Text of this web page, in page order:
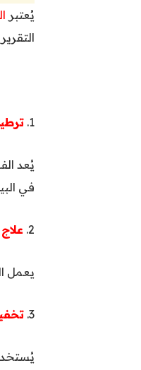
يُعتبر
1.
يُعد
في
2.
يعمل
3.